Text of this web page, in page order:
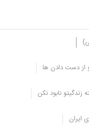
از دست دادن ها
زندگیتو نابود نکن
ایران
گو
شود یعنی فرد دائم می
بدی با او داشته باشد
می شود.